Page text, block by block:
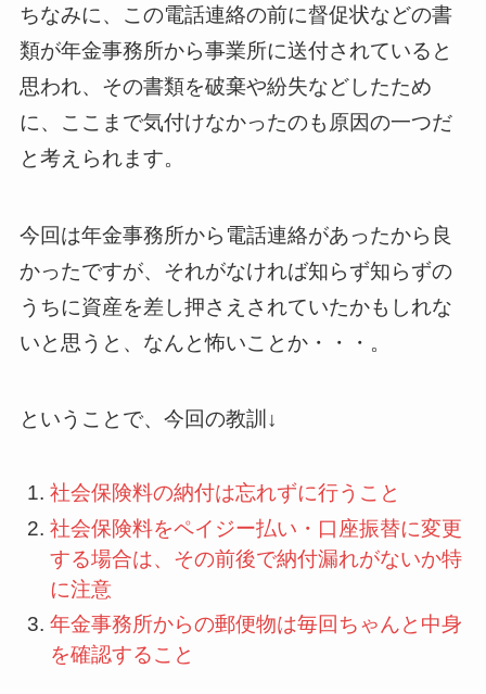
ちなみに、この電話連絡の前に督促状などの書
類が年金事務所から事業所に送付されていると
思われ、その書類を破棄や紛失などしたため
に、ここまで気付けなかったのも原因の一つだ
と考えられます。
今回は年金事務所から電話連絡があったから良
かったですが、それがなければ知らず知らずの
うちに資産を差し押さえされていたかもしれな
いと思うと、なんと怖いことか・・・。
ということで、今回の教訓↓
社会保険料の納付は忘れずに行うこと
社会保険料をペイジー払い・口座振替に変更
する場合は、その前後で納付漏れがないか特
に注意
年金事務所からの郵便物は毎回ちゃんと中身
を確認すること